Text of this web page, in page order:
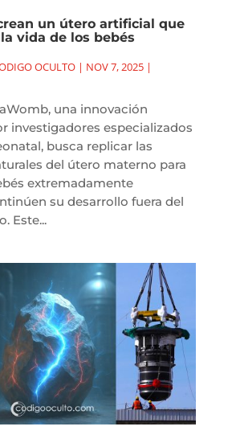
un útero artificial que
vida de los bebés
OCULTO| NOV 7, 2025|
una innovación
investigadores especializados
busca replicar las
del útero materno para
extremadamente
su desarrollo fuera del
Este...